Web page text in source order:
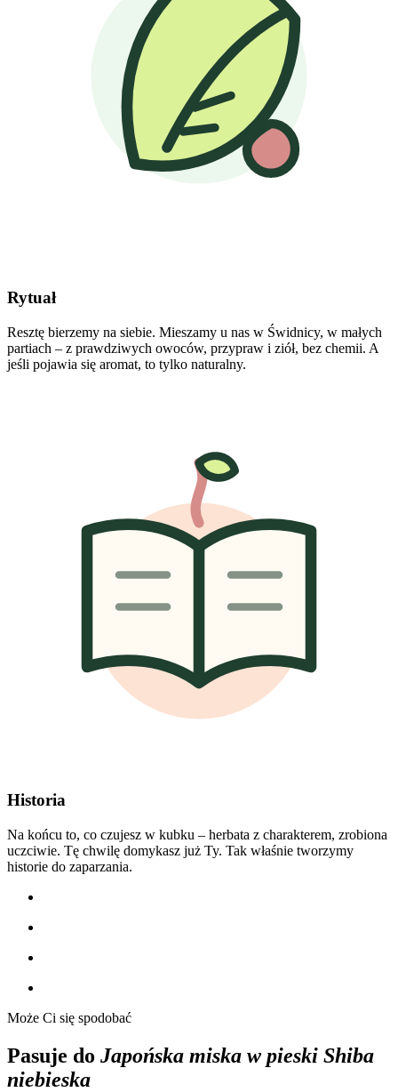
Rytuał
Resztę bierzemy na siebie. Mieszamy u nas w Świdnicy, w małych
partiach – z prawdziwych owoców, przypraw i ziół, bez chemii. A
jeśli pojawia się aromat, to tylko naturalny.
Historia
Na końcu to, co czujesz w kubku – herbata z charakterem, zrobiona
uczciwie. Tę chwilę domykasz już Ty. Tak właśnie tworzymy
historie do zaparzania.
Może Ci się spodobać
Pasuje do Japońska miska w pieski Shiba
niebieska